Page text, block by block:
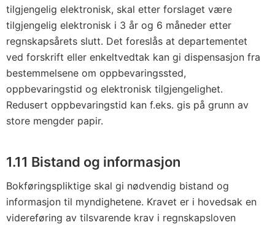
tilgjengelig elektronisk, skal etter forslaget være
tilgjengelig elektronisk i 3 år og 6 måneder etter
regnskapsårets slutt. Det foreslås at departementet
ved forskrift eller enkeltvedtak kan gi dispensasjon fra
bestemmelsene om oppbevaringssted,
oppbevaringstid og elektronisk tilgjengelighet.
Redusert oppbevaringstid kan f.eks. gis på grunn av
store mengder papir.
1.11 Bistand og informasjon
Bokføringspliktige skal gi nødvendig bistand og
informasjon til myndighetene. Kravet er i hovedsak en
videreføring av tilsvarende krav i regnskapsloven